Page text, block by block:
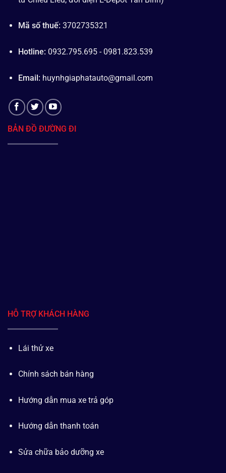
Mã số thuế: 3702735321
Hotline: 0932.795.695 - 0981.823.539
Email: huynhgiaphatauto@gmail.com
BẢN ĐỒ ĐƯỜNG ĐI
HỖ TRỢ KHÁCH HÀNG
Lái thử xe
Chính sách bán hàng
Hướng dẫn mua xe trả góp
Hướng dẫn thanh toán
Sửa chữa bảo dưỡng xe